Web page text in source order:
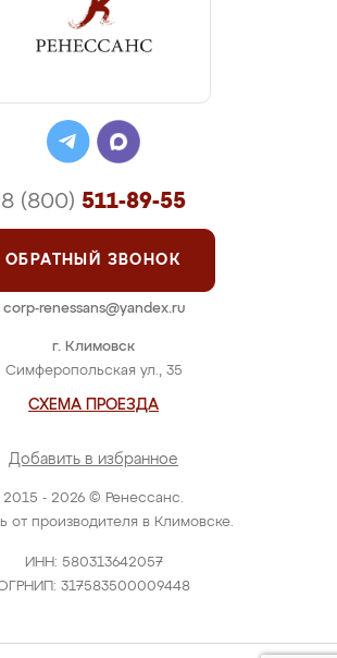
2015 - 2026 © Ренессанс.
от производителя в Климовске.
ИНН: 580313642057
317583500009448
г. Климовск
Симферопольская ул., 35
СХЕМА ПРОЕЗДА
Добавить в избранное
8 (800) 511-89-55
ОБРАТНЫЙ ЗВОНОК
corp-renessans@yandex.ru